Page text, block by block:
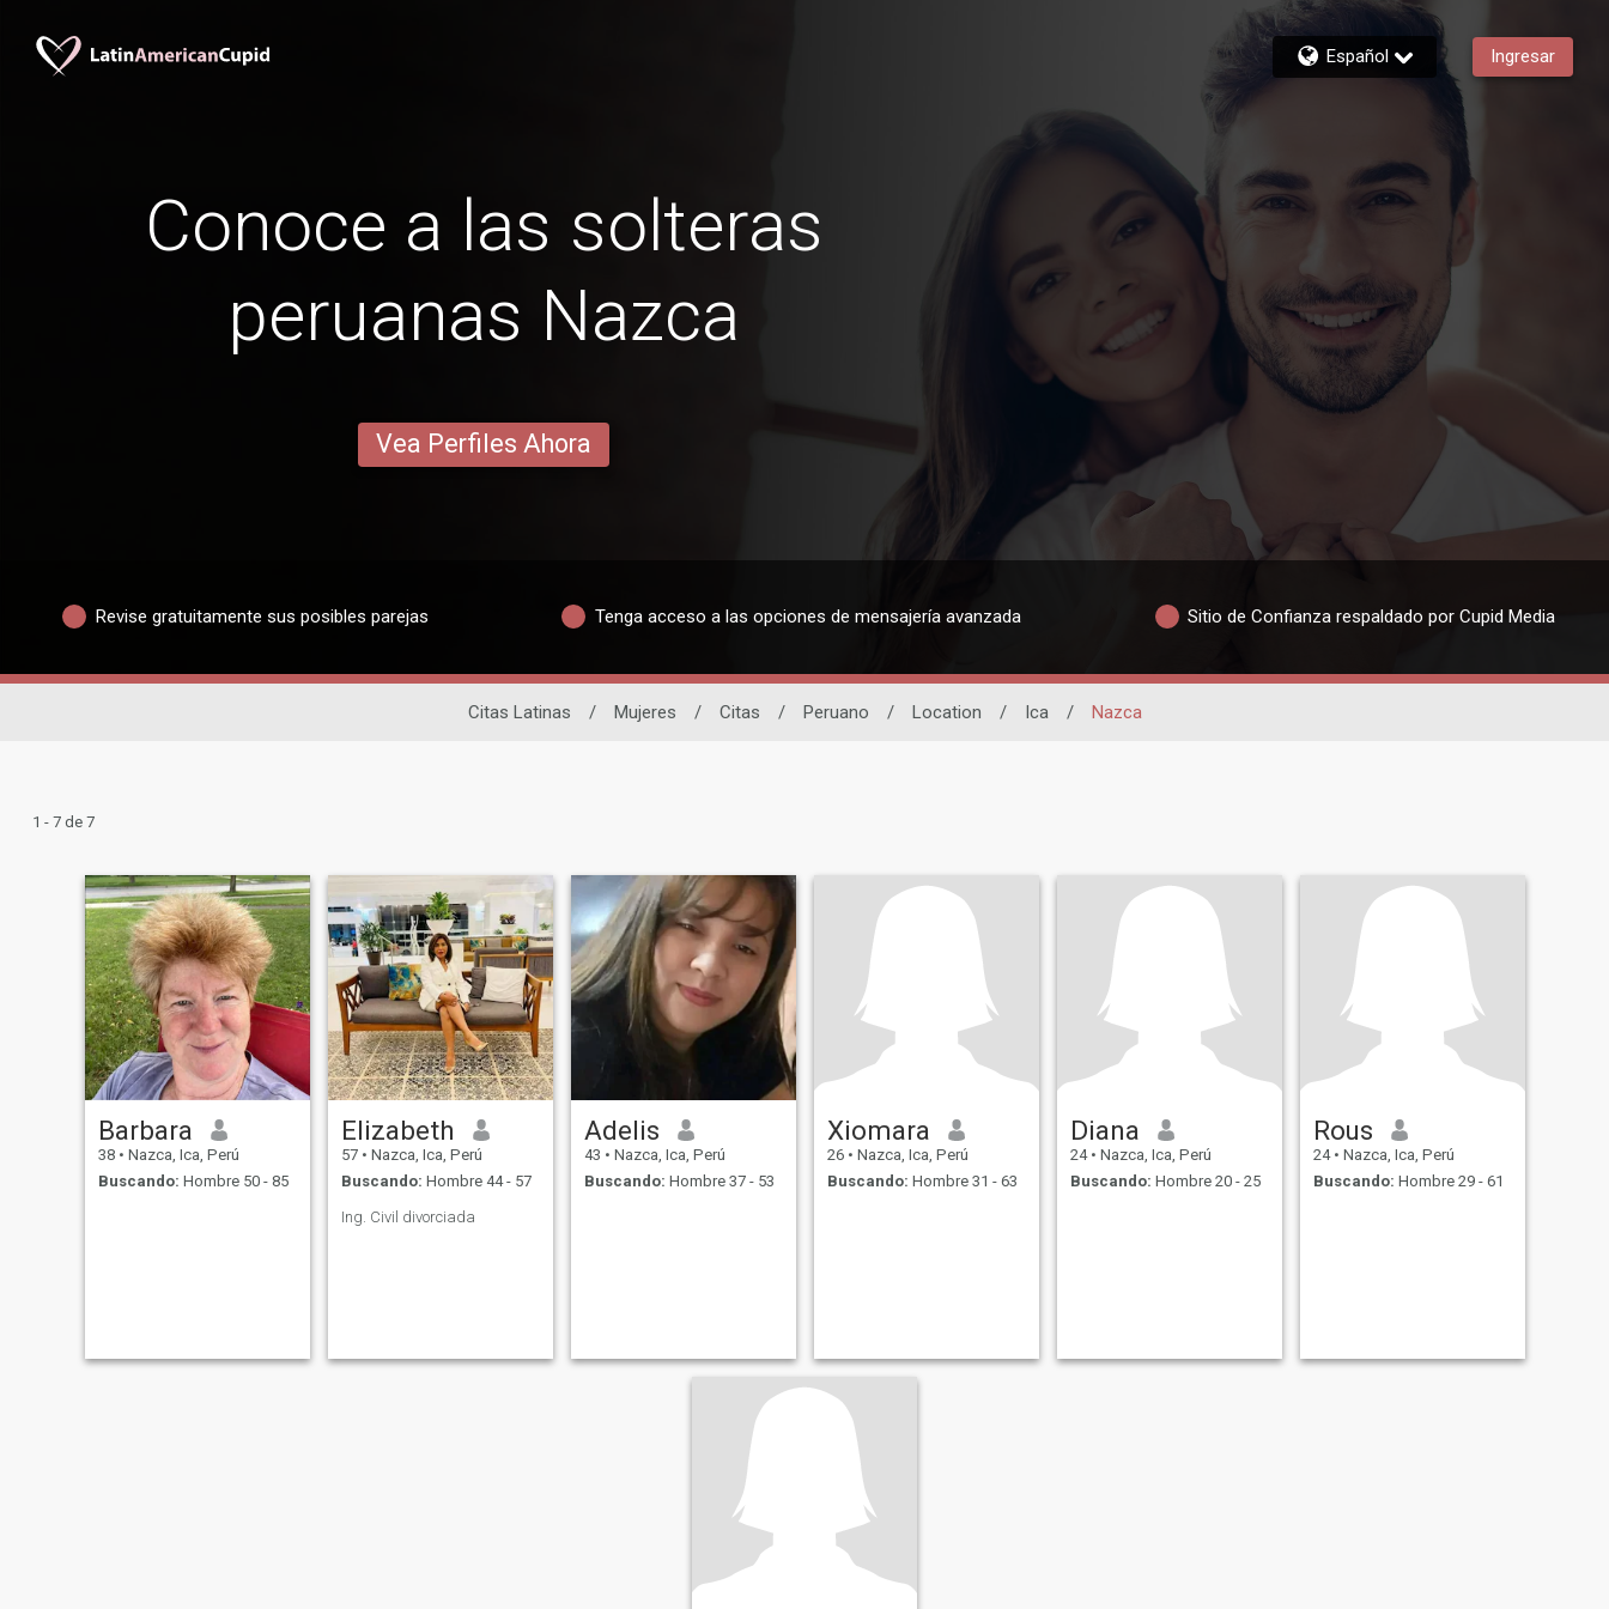
Español Ingresar
Conoce a las solteras
peruanas Nazca
Vea Perfiles Ahora
Revise gratuitamente sus posibles parejas Tenga acceso a las opciones de mensajería avanzada Sitio de Confianza respaldado por Cupid Media
Citas Latinas / Mujeres / Citas / Peruano / Location / Ica / Nazca
1 - 7 de 7
Barbara
38 • Nazca, Ica, Perú
Buscando: Hombre 50 - 85
Elizabeth
57 • Nazca, Ica, Perú
Buscando: Hombre 44 - 57
Ing. Civil divorciada
Adelis
43 • Nazca, Ica, Perú
Buscando: Hombre 37 - 53
Xiomara
26 • Nazca, Ica, Perú
Buscando: Hombre 31 - 63
Diana
24 • Nazca, Ica, Perú
Buscando: Hombre 20 - 25
Rous
24 • Nazca, Ica, Perú
Buscando: Hombre 29 - 61